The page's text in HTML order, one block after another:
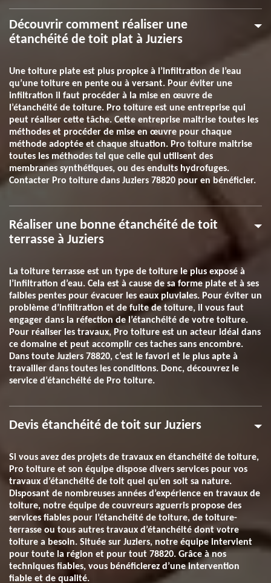
Découvrir comment réaliser une
étanchéité de toit plat à Juziers
Une toiture plate est plus propice à l’infiltration de l’eau
qu’une toiture en pente ou à versant. Pour éviter une
infiltration il faut procéder à la mise en œuvre de
l’étanchéité de toiture. Pro toiture est une entreprise qui
peut réaliser cette tâche. Cette entreprise maitrise toutes les
méthodes et procéder de mise en œuvre pour chaque
méthode adoptée et chaque situation. Pro toiture maitrise
toutes les méthodes tel que celle qui utilisent des
membranes synthétiques, ou des enduits hydrofuges.
Contacter Pro toiture dans Juziers 78820 pour en bénéficier.
Réaliser une bonne étanchéité de toit
terrasse à Juziers
La toiture terrasse est un type de toiture le plus exposé à
l’infiltration d’eau. Cela est à cause de sa forme plate et à ses
faibles pentes pour évacuer les eaux pluviales. Pour éviter un
problème d’infiltration et de fuite de toiture, il vous faut
engager dans la réfection de l’étanchéité de votre toiture.
Pour réaliser les travaux, Pro toiture est un acteur idéal dans
ce domaine et peut accomplir ces taches sans encombre.
Dans toute Juziers 78820, c’est le favori et le plus apte à
travailler dans toutes les conditions. Donc, découvrez le
service d’étanchéité de Pro toiture.
Devis étanchéité de toit sur Juziers
Si vous avez des projets de travaux en étanchéité de toiture,
Pro toiture et son équipe dispose divers services pour vos
travaux d’étanchéité de toit quel qu’en soit sa nature.
Disposant de nombreuses années d’expérience en travaux de
toiture, notre équipe de couvreurs aguerris propose des
services fiables pour l’étanchéité de toiture, de toiture-
terrasse ou tous autres travaux d’étanchéité dont votre
toiture a besoin. Située sur Juziers, notre équipe intervient
pour toute la région et pour tout 78820. Grâce à nos
techniques fiables, vous bénéficierez d’une intervention
fiable et de qualité.